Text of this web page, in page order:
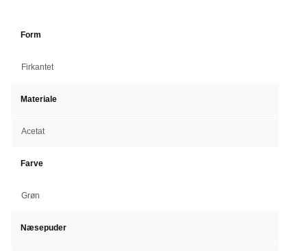
Form
Firkantet
Materiale
Acetat
Farve
Grøn
Næsepuder